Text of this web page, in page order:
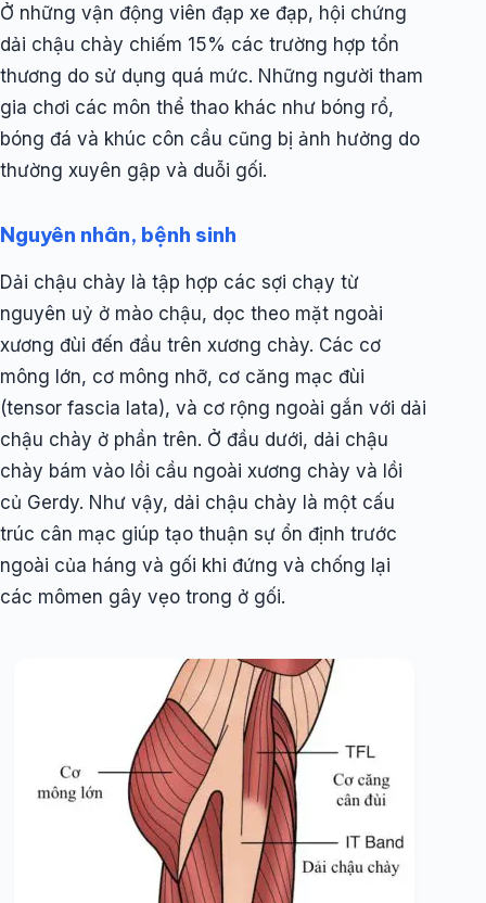
Ở những vận động viên đạp xe đạp, hội chứng
dải chậu chày chiếm 15% các trường hợp tổn
thương do sử dụng quá mức. Những người tham
gia chơi các môn thể thao khác như bóng rổ,
bóng đá và khúc côn cầu cũng bị ảnh hưởng do
thường xuyên gập và duỗi gối.
Nguyên nhân, bệnh sinh
Dải chậu chày là tập hợp các sợi chạy từ
nguyên uỷ ở mào chậu, dọc theo mặt ngoài
xương đùi đến đầu trên xương chày. Các cơ
mông lớn, cơ mông nhỡ, cơ căng mạc đùi
(tensor fascia lata), và cơ rộng ngoài gắn với dải
chậu chày ở phần trên. Ở đầu dưới, dải chậu
chày bám vào lồi cầu ngoài xương chày và lồi
củ Gerdy. Như vậy, dải chậu chày là một cấu
trúc cân mạc giúp tạo thuận sự ổn định trước
ngoài của háng và gối khi đứng và chống lại
các mômen gây vẹo trong ở gối.